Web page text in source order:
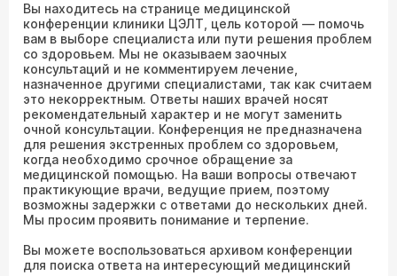
Вы находитесь на странице медицинской
конференции клиники ЦЭЛТ, цель которой — помочь
вам в выборе специалиста или пути решения проблем
со здоровьем. Мы не оказываем заочных
консультаций и не комментируем лечение,
назначенное другими специалистами, так как считаем
это некорректным. Ответы наших врачей носят
рекомендательный характер и не могут заменить
очной консультации. Конференция не предназначена
для решения экстренных проблем со здоровьем,
когда необходимо срочное обращение за
медицинской помощью. На ваши вопросы отвечают
практикующие врачи, ведущие прием, поэтому
возможны задержки с ответами до нескольких дней.
Мы просим проявить понимание и терпение.
Вы можете воспользоваться архивом конференции
для поиска ответа на интересующий медицинский